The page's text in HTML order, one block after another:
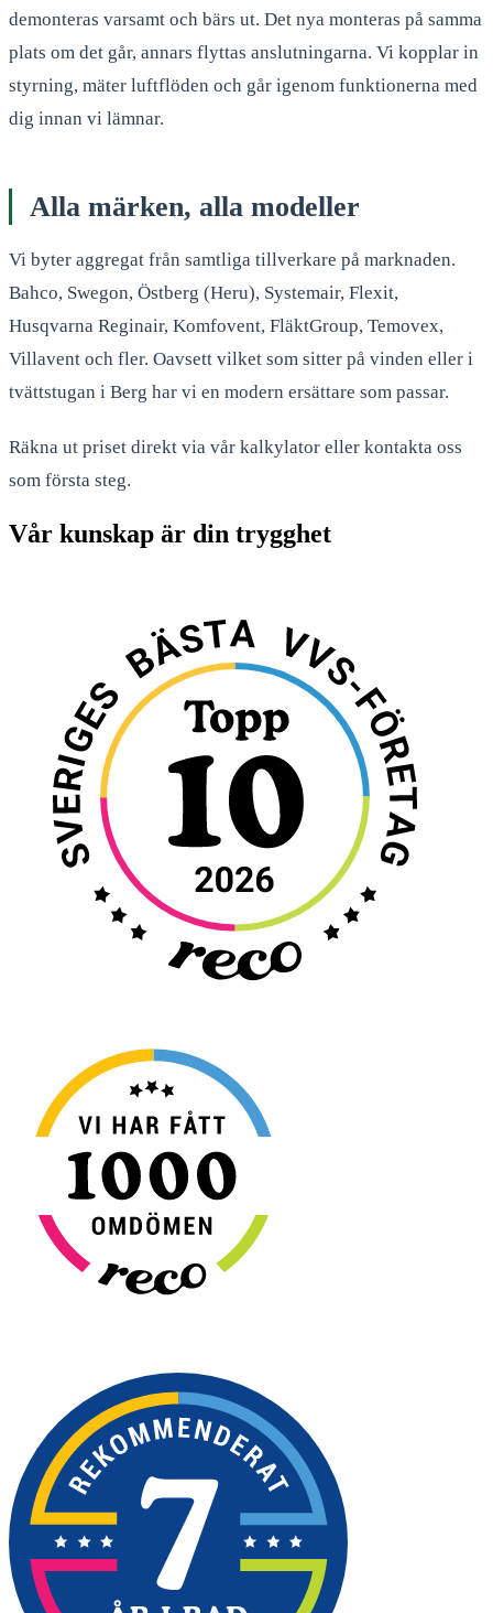
demonteras varsamt och bärs ut. Det nya monteras på samma
plats om det går, annars flyttas anslutningarna. Vi kopplar in
styrning, mäter luftflöden och går igenom funktionerna med
dig innan vi lämnar.
Alla märken, alla modeller
Vi byter aggregat från samtliga tillverkare på marknaden.
Bahco, Swegon, Östberg (Heru), Systemair, Flexit,
Husqvarna Reginair, Komfovent, FläktGroup, Temovex,
Villavent och fler. Oavsett vilket som sitter på vinden eller i
tvättstugan i Berg har vi en modern ersättare som passar.
Räkna ut priset direkt via vår kalkylator eller kontakta oss
som första steg.
Vår kunskap är din trygghet